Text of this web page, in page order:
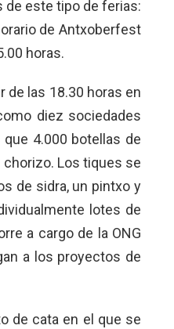
de este tipo de ferias:
de Antxoberfest
horas.
de las 18.30 horas en
diez sociedades
4.000 botellas de
chorizo. Los tiques se
de sidra, un pintxo y
lotes de
a cargo de la ONG
a los proyectos de
de cata en el que se